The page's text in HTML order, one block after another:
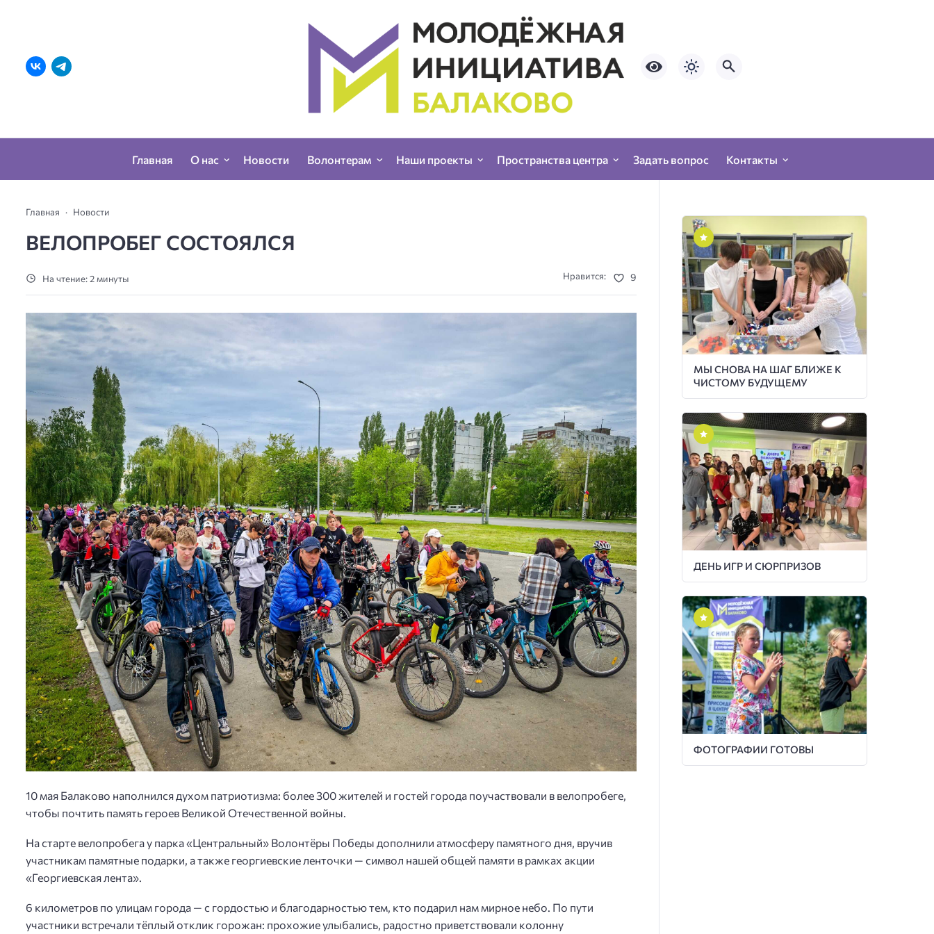
Главная О нас Новости Волонтерам Наши проекты Пространства центра Задать вопрос Контакты
Главная Новости
ВЕЛОПРОБЕГ СОСТОЯЛСЯ
На чтение: 2 минуты Нравится: 9
10 мая Балаково наполнился духом патриотизма: более 300 жителей и гостей города поучаствовали в велопробеге,
чтобы почтить память героев Великой Отечественной войны.
На старте велопробега у парка «Центральный» Волонтёры Победы дополнили атмосферу памятного дня, вручив
участникам памятные подарки, а также георгиевские ленточки — символ нашей общей памяти в рамках акции
«Георгиевская лента».
6 километров по улицам города — с гордостью и благодарностью тем, кто подарил нам мирное небо. По пути
участники встречали тёплый отклик горожан: прохожие улыбались, радостно приветствовали колонну
МЫ СНОВА НА ШАГ БЛИЖЕ К
ЧИСТОМУ БУДУЩЕМУ
ДЕНЬ ИГР И СЮРПРИЗОВ
ФОТОГРАФИИ ГОТОВЫ